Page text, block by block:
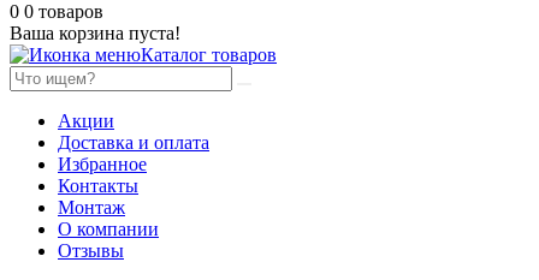
0 0 товаров
Ваша корзина пуста!
Каталог товаров
Акции
Доставка и оплата
Избранное
Контакты
Монтаж
О компании
Отзывы